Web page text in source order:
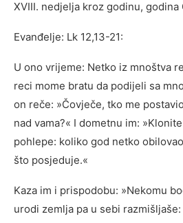
XVIII. nedjelja kroz godinu, godina
Evanđelje: Lk 12,13-21:
U ono vrijeme: Netko iz mnoštva
reci mome bratu da podijeli sa
on reče: »Čovječe, tko me
nad vama?« I dometnu im:
pohlepe: koliko god netko
što posjeduje.«
Kaza im i prispodobu: »Nekomu
urodi zemlja pa u sebi razmišljaše: